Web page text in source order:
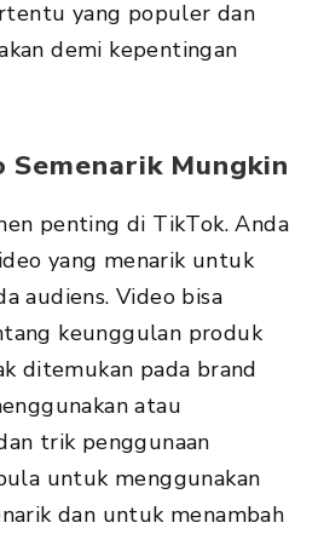
yang populer dan
demi kepentingan
Semenarik Mungkin
penting di TikTok. Anda
yang menarik untuk
audiens. Video bisa
keunggulan produk
ditemukan pada brand
atau
trik penggunaan
untuk menggunakan
dan untuk menambah